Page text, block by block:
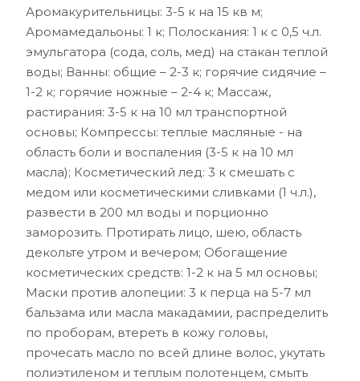
Аромакурительницы: 3-5 к на 15 кв м;
Аромамедальоны: 1 к; Полоскания: 1 к с 0,5 ч.л.
эмульгатора (сода, соль, мед) на стакан теплой
воды; Ванны: общие – 2-3 к; горячие сидячие –
1-2 к; горячие ножные – 2-4 к; Массаж,
растирания: 3-5 к на 10 мл транспортной
основы; Компрессы: теплые масляные - на
область боли и воспаления (3-5 к на 10 мл
масла); Косметический лед: 3 к смешать с
медом или косметическими сливками (1 ч.л.),
развести в 200 мл воды и порционно
заморозить. Протирать лицо, шею, область
декольте утром и вечером; Обогащение
косметических средств: 1-2 к на 5 мл основы;
Маски против алопеции: 3 к перца на 5-7 мл
бальзама или масла макадамии, распределить
по проборам, втереть в кожу головы,
прочесать масло по всей длине волос, укутать
полиэтиленом и теплым полотенцем, смыть